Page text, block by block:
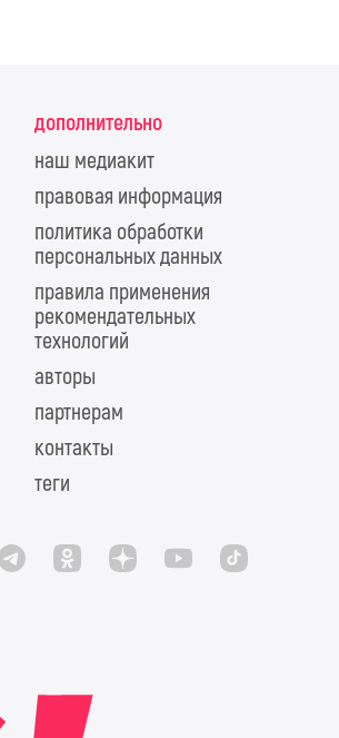
дополнительно
наш медиакит
правовая информация
политика обработки
персональных данных
правила применения
рекомендательных
технологий
авторы
партнерам
контакты
теги